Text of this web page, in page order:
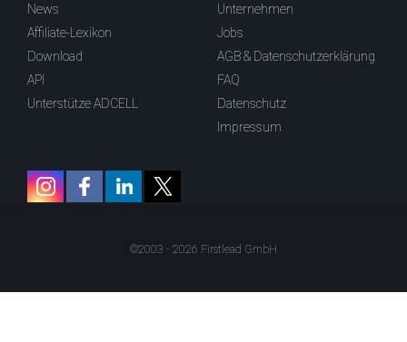
News
Affiliate-Lexikon
Download
API
Unterstütze ADCELL
Unternehmen
Jobs
AGB & Datenschutzerklärung
FAQ
Datenschutz
Impressum
©2003 - 2026 Firstlead GmbH